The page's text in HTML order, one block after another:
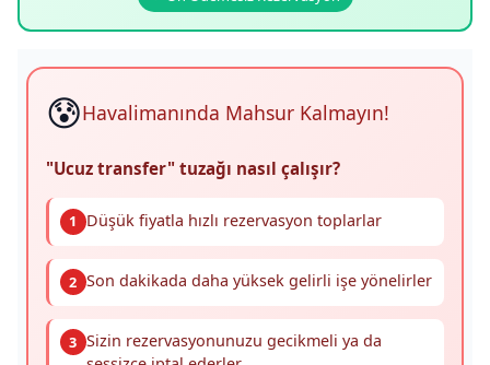
😰Havalimanında Mahsur Kalmayın!
"Ucuz transfer" tuzağı nasıl çalışır?
1 Düşük fiyatla hızlı rezervasyon toplarlar
2 Son dakikada daha yüksek gelirli işe yönelirler
3 Sizin rezervasyonunuzu gecikmeli ya da